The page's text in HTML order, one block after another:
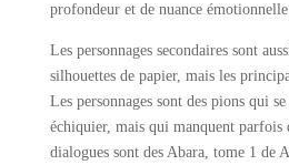
profondeur et de nuance
Les personnages secondaires sont
silhouettes de papier, mais les
Les personnages sont des pions qui
échiquier, mais qui manquent parfois
dialogues sont des Abara, tome 1 de